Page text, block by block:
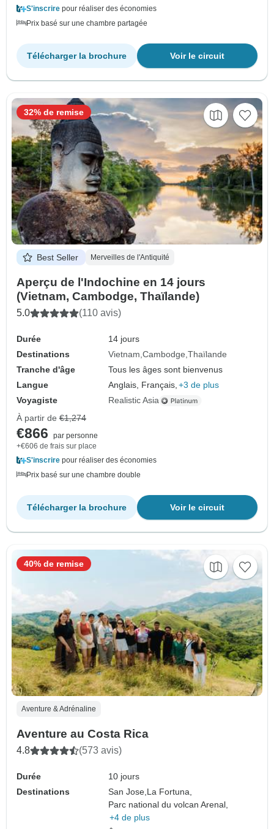
S'inscrire pour réaliser des économies
Prix basé sur une chambre partagée
Voir le circuit
Télécharger la brochure
Best Seller Merveilles de l'Antiquité
Aperçu de l'Indochine en 14 jours
(Vietnam, Cambodge, Thaïlande)
5.0 (110 avis)
Durée
14 jours
Destinations
Vietnam Cambodge Thaïlande
Tranche d'âge
Tous les âges sont bienvenus
Langue
Anglais, Français, +3 de plus
Voyagiste
Realistic Asia
32% de remise
À partir de €1,274
€866
par personne
+€606 de frais sur place
S'inscrire pour réaliser des économies
Prix basé sur une chambre double
Voir le circuit
Télécharger la brochure
Aventure & Adrénaline
Aventure au Costa Rica
4.8 (573 avis)
Durée
10 jours
Destinations
San Jose,La Fortuna,
Parc national du volcan Arenal,
+4 de plus
40% de remise